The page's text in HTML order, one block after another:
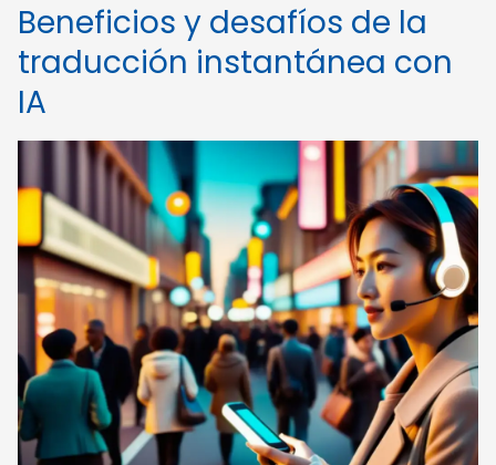
Beneficios y desafíos de la
traducción instantánea con
IA